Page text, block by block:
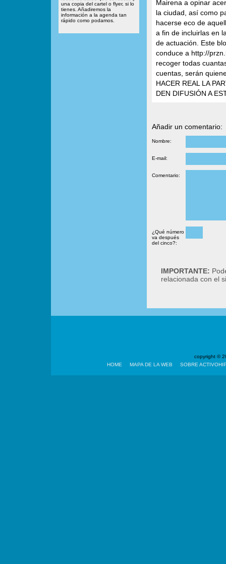
una copia del cartel o flyer, si lo
tienes. Añadiremos la
información a la agenda tan
rápido como podamos.
Mairena a opinar
la ciudad, así como
hacerse eco de
a fin de incluirlas en
de actuación. Este
conduce a http://
recoger todas
cuentas, serán
HACER REAL LA
DEN DIFUSIÓN A
Añadir un comentario:
Nombre:
E-mail:
Comentario:
¿Qué número
va después
del cinco?:
IMPORTANTE:
relacionada con el
copyright ©
HOME
MAPA DE LA WEB SOBRE